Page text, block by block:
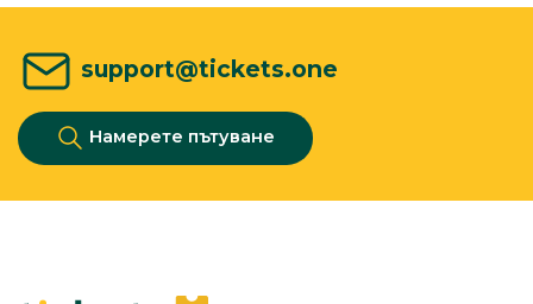
support@tickets.one
Намерете пътуване